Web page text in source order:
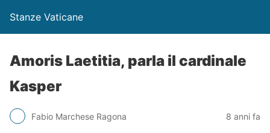
Stanze Vaticane
Amoris Laetitia, parla il cardinale
Kasper
Fabio Marchese Ragona 8 anni fa